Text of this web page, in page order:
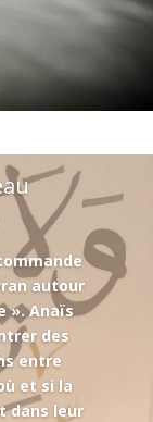
autour
». Anaïs
des
entre
et si la
dans leur